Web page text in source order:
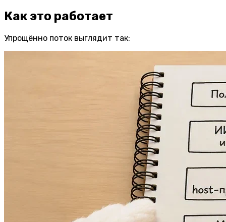
Как это работает
Упрощённо поток выглядит так: